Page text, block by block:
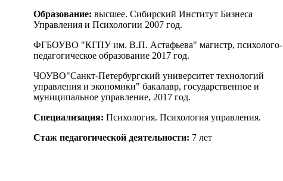
Образование: высшее. Сибирский Институт Бизнеса
Управления и Психологии 2007 год.
ФГБОУВО "КГПУ им. В.П. Астафьева" магистр, психолого-
педагогическое образование 2017 год.
ЧОУВО"Санкт-Петербургский университет технологий
управления и экономики" бакалавр, государственное и
муниципальное управление, 2017 год.
Специализация: Психология. Психология управления.
Стаж педагогической деятельности: 7 лет